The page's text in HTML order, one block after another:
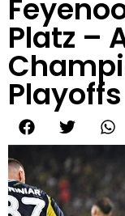
Platz –
Playoffs